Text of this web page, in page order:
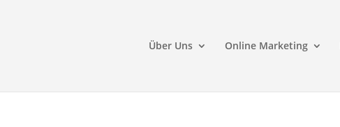
Über Uns Online Marketing